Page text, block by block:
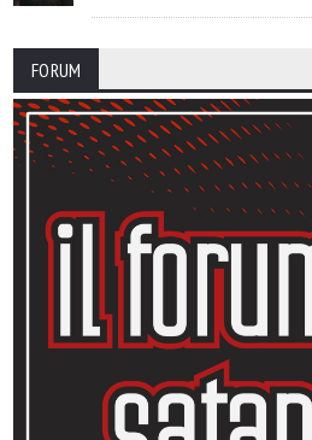
FORUM